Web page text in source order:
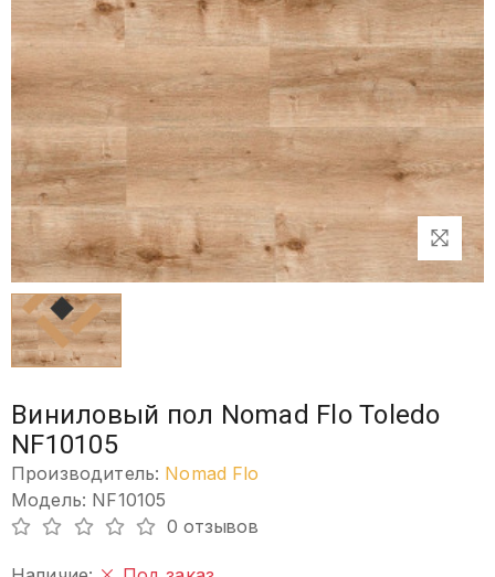
Виниловый пол Nomad Flo Toledo
NF10105
Производитель: Nomad Flo
Модель: NF10105
0 отзывов